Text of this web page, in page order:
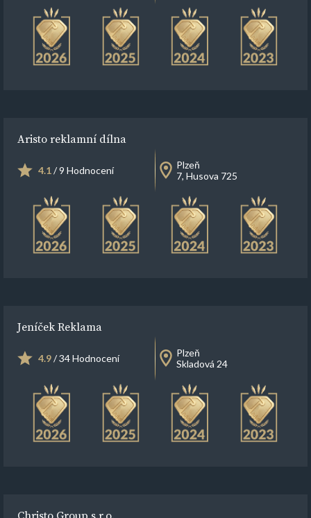
Aristo reklamní dílna
4.1/ 9 Hodnocení
Plzeň
7, Husova 725
Jeníček Reklama
4.9/ 34 Hodnocení
Plzeň
Skladová 24
Christo Group s.r.o.